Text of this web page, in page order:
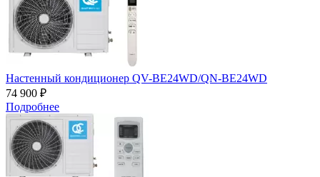
Настенный кондиционер QV-BE24WD/QN-BE24WD
74 900 ₽
Подробнее